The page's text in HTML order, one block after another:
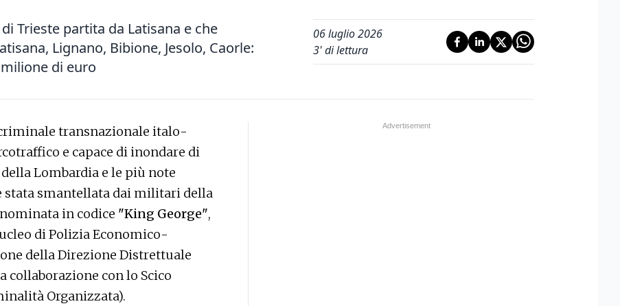
Trieste partita da Latisana e che
Lignano, Bibione, Jesolo, Caorle:
di euro
06 luglio 2026
3' di lettura
transnazionale italo-
e capace di inondare di
Lombardia e le più note
stata smantellata dai militari della
in codice "King George",
di Polizia Economico-
della Direzione Distrettuale
con lo Scico
Organizzata).